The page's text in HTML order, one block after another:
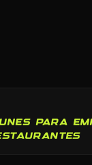
PARA